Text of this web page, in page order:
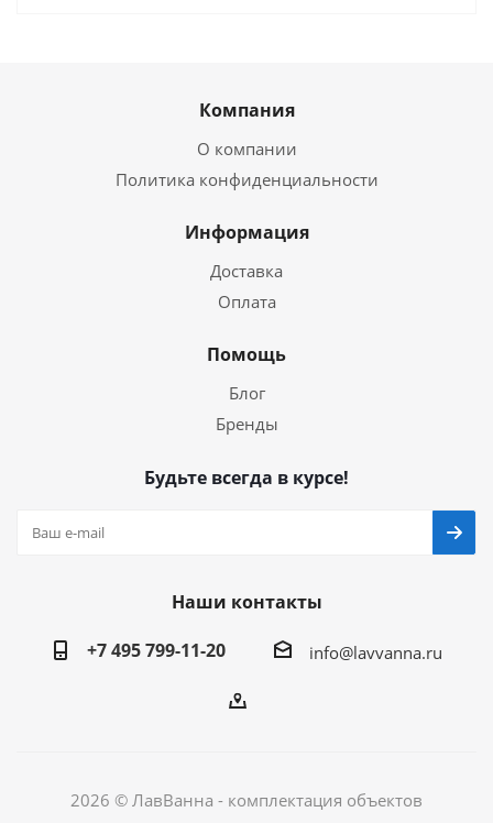
Компания
О компании
Политика конфиденциальности
Информация
Доставка
Оплата
Помощь
Блог
Бренды
Будьте всегда в курсе!
Наши контакты
+7 495 799-11-20
info@lavvanna.ru
2026 © ЛавВанна - комплектация объектов